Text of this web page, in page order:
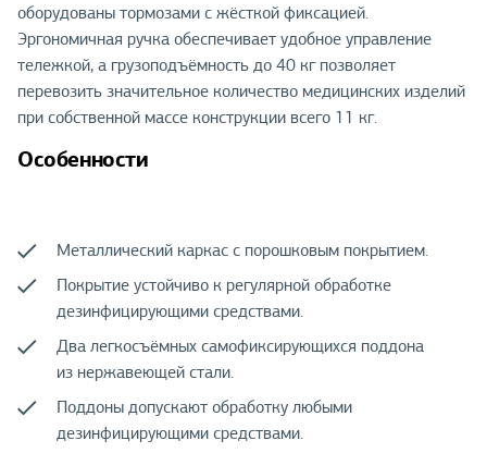
оборудованы тормозами с жёсткой фиксацией.
Эргономичная ручка обеспечивает удобное управление
тележкой, а грузоподъёмность до 40 кг позволяет
перевозить значительное количество медицинских изделий
при собственной массе конструкции всего 11 кг.
Особенности
Металлический каркас с порошковым покрытием.
Покрытие устойчиво к регулярной обработке
дезинфицирующими средствами.
Два легкосъёмных самофиксирующихся поддона
из нержавеющей стали.
Поддоны допускают обработку любыми
дезинфицирующими средствами.